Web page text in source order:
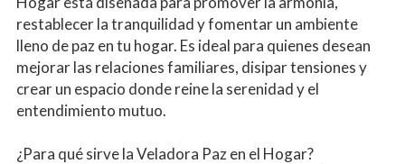
restablecer la tranquilidad y fomentar un ambiente
lleno de paz en tu hogar. Es ideal para quienes desean
mejorar las relaciones familiares, disipar tensiones y
crear un espacio donde reine la serenidad y el
entendimiento mutuo.
¿Para qué sirve la Veladora Paz en el Hogar?